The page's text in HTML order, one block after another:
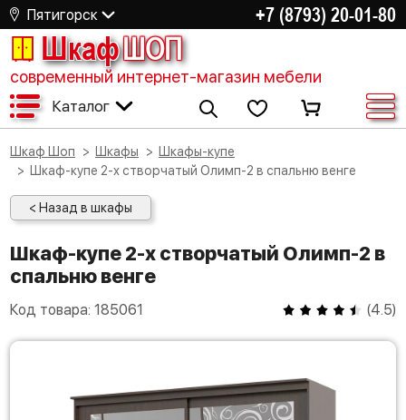
Пятигорск +7 (8793) 20-01-80
ШкафШОП
современный интернет-магазин мебели
Каталог
Шкаф Шоп Шкафы
Шкафы-купе
Шкаф-купе 2-х створчатый Олимп-2 в спальню венге
< Назад в шкафы
Шкаф-купе 2-х створчатый Олимп-2 в
спальню венге
Код товара: 185061 (4.5)